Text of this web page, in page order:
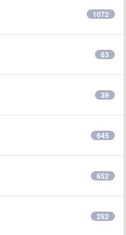
1072
63
39
645
652
252